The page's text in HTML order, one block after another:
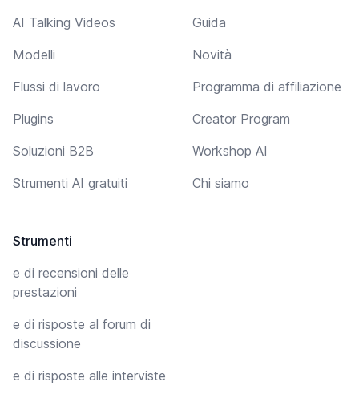
AI Talking Videos
Modelli
Flussi di lavoro
Plugins
Soluzioni B2B
Strumenti AI gratuiti
Strumenti
e di recensioni delle
prestazioni
e di risposte al forum di
discussione
e di risposte alle interviste
Guida
Novità
Programma di affiliazione
Creator Program
Workshop AI
Chi siamo